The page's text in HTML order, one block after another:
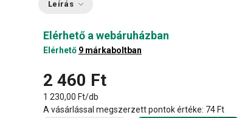
Leírás
Elérhető a webáruházban
Elérhető 9 márkaboltban
2 460 Ft
1 230,00 Ft/db
A vásárlással megszerzett pontok értéke: 74 Ft